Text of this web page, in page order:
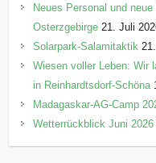
Neues Personal und
Osterzgebirge 21. Juli
Solarpark-Salamitaktik
Wiesen voller Leben: Wir
in Reinhardtsdorf-Schöna
Madagaskar-AG-Camp
Wetterrückblick Juni 2026